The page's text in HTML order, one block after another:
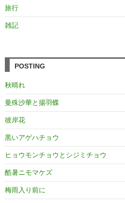
旅行
雑記
POSTING
秋晴れ
曼殊沙華と揚羽蝶
彼岸花
黒いアゲハチョウ
ヒョウモンチョウとシジミチョウ
酷暑ニモマケズ
梅雨入り前に